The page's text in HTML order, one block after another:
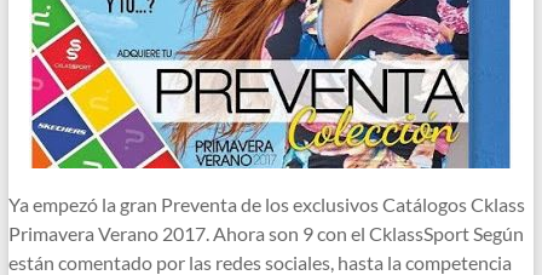
Ya empezó la gran Preventa de los exclusivos Catálogos Cklass
Primavera Verano 2017. Ahora son 9 con el CklassSport Según
están comentado por las redes sociales, hasta la competencia